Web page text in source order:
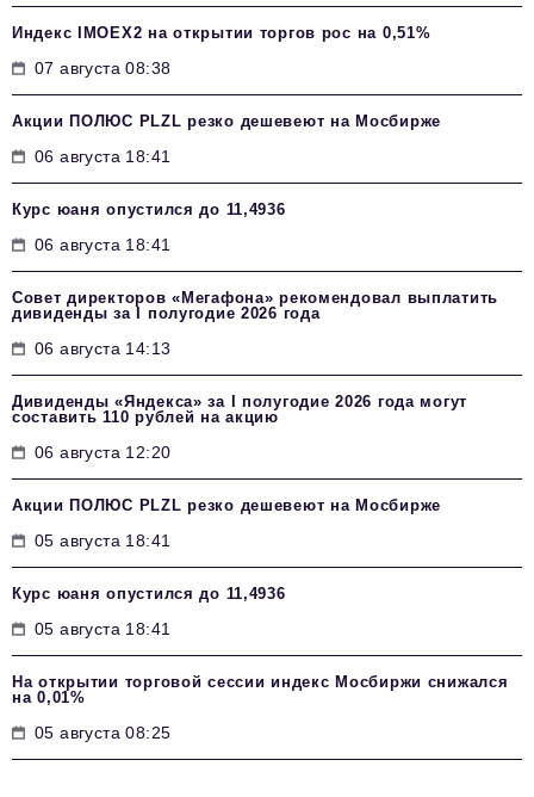
Индекс IMOEX2 на открытии торгов рос на 0,51%
07 августа 08:38
Акции ПОЛЮС PLZL резко дешевеют на Мосбирже
06 августа 18:41
Курс юаня опустился до 11,4936
06 августа 18:41
Совет директоров «Мегафона» рекомендовал выплатить
дивиденды за I полугодие 2026 года
06 августа 14:13
Дивиденды «Яндекса» за I полугодие 2026 года могут
составить 110 рублей на акцию
06 августа 12:20
Акции ПОЛЮС PLZL резко дешевеют на Мосбирже
05 августа 18:41
Курс юаня опустился до 11,4936
05 августа 18:41
На открытии торговой сессии индекс Мосбиржи снижался
на 0,01%
05 августа 08:25